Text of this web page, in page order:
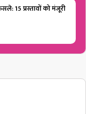
15 प्रस्तावों को मंजूरी